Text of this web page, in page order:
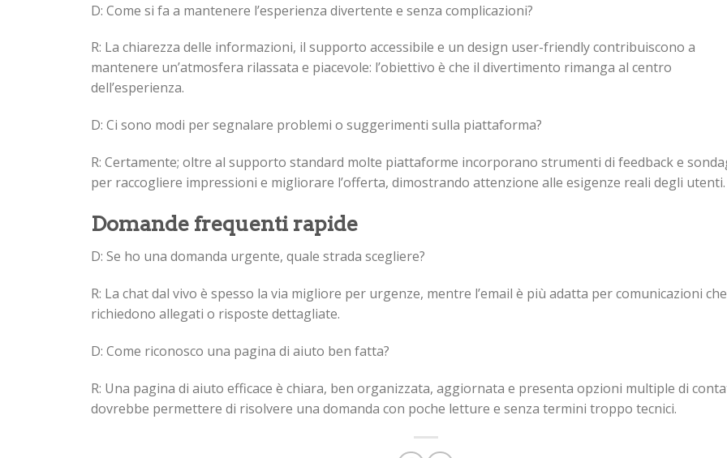
D: Come si fa a mantenere l’esperienza divertente e senza complicazioni?
R: La chiarezza delle informazioni, il supporto accessibile e un design user-friendly contribuiscono a
mantenere un’atmosfera rilassata e piacevole: l’obiettivo è che il divertimento rimanga al centro
dell’esperienza.
D: Ci sono modi per segnalare problemi o suggerimenti sulla piattaforma?
R: Certamente; oltre al supporto standard molte piattaforme incorporano strumenti di feedback e
per raccogliere impressioni e migliorare l’offerta, dimostrando attenzione alle esigenze reali degli utenti.
Domande frequenti rapide
D: Se ho una domanda urgente, quale strada scegliere?
R: La chat dal vivo è spesso la via migliore per urgenze, mentre l’email è più adatta per comunicazioni che
richiedono allegati o risposte dettagliate.
D: Come riconosco una pagina di aiuto ben fatta?
R: Una pagina di aiuto efficace è chiara, ben organizzata, aggiornata e presenta opzioni multiple di
dovrebbe permettere di risolvere una domanda con poche letture e senza termini troppo tecnici.